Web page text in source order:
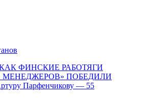
ФИНСКИЕ РАБОТЯГИ
ПОБЕДИЛИ
Парфенчикову — 55